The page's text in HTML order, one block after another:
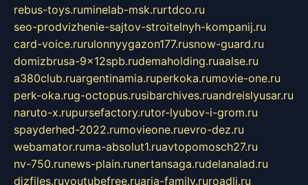
rebus-toys.ruminelab-msk.rurtdco.ru
seo-prodvizhenie-sajtov-stroitelnyh-kompanij.ru
card-voice.rurulonnyygazon177.rusnow-guard.ru
domizbrusa-9x12spb.rudemaholding.ruaalse.ru
a380club.ruargentinamia.ruperkoka.rumovie-one.ru
perk-oka.rug-octopus.rusibarchives.ruandreislyusar.ru
naruto-x.rupursefactory.rutor-lyubov-i-grom.ru
spayderhed-2022.rumovieone.ruevro-dez.ru
webamator.ruma-absolut1.ruavtopomosch27.ru
nv-750.runews-plain.runertansaga.rudelanalad.ru
dizfiles.ruyoutubefree.ruaria-family.ruroadli.ru